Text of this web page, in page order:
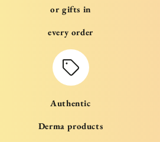
or gifts in
every order
Authentic
Derma products